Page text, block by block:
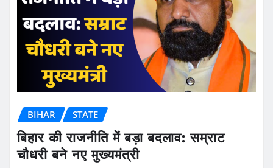
BIHAR STATE
बिहार की राजनीति में बड़ा बदलाव: सम्राट
चौधरी बने नए मुख्यमंत्री